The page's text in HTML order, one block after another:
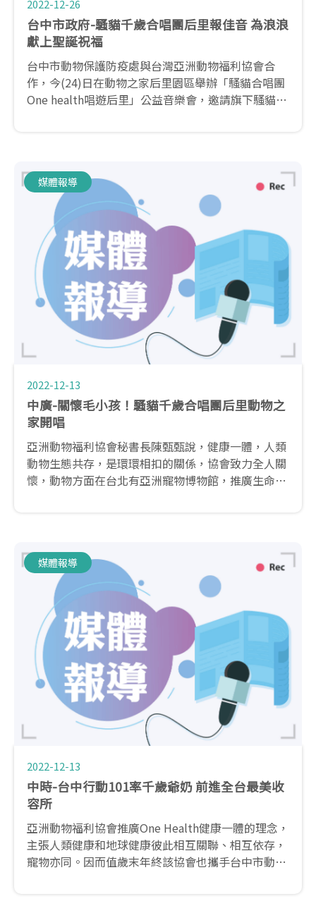
2022-12-26
台中市政府-騷貓千歲合唱團后里報佳音 為浪浪
獻上聖誕祝福
台中市動物保護防疫處與台灣亞洲動物福利協會合
作，今(24)日在動物之家后里園區舉辦「騷貓合唱團
One health唱遊后里」公益音樂會，邀請旗下騷貓千
讓愛護動物的精神透過歌聲跨越年齡。
媒體報導
2022-12-13
中廣-關懷毛小孩！騷貓千歲合唱團后里動物之
家開唱
亞洲動物福利協會秘書長陳甄甄說，健康一體，人類
動物生態共存，是環環相扣的關係，協會致力全人關
懷，動物方面在台北有亞洲寵物博物館，推廣生命教
HEALTH─唱遊后里動物之家）活動，透過表演和短
講，希望更多民眾關懷毛孩福利。
媒體報導
2022-12-13
中時-台中行動101率千歲爺奶 前進全台最美收
容所
亞洲動物福利協會推廣One Health健康一體的理念，
主張人類健康和地球健康彼此相互關聯、相互依存，
寵物亦同。因而值歲末年終該協會也攜手台中市動物